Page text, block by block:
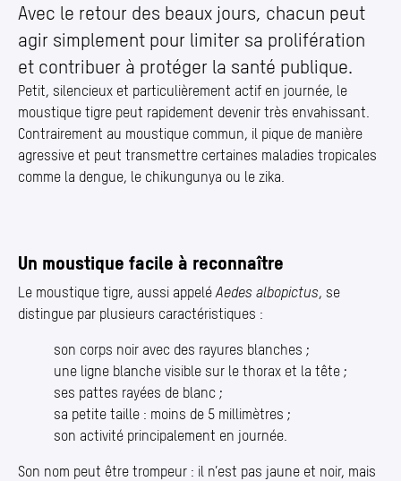
Avec le retour des beaux jours, chacun peut
agir simplement pour limiter sa prolifération
et contribuer à protéger la santé publique.
Petit, silencieux et particulièrement actif en journée, le
moustique tigre peut rapidement devenir très envahissant.
Contrairement au moustique commun, il pique de manière
agressive et peut transmettre certaines maladies tropicales
comme la dengue, le chikungunya ou le zika.
Un moustique facile à reconnaître
Le moustique tigre, aussi appelé Aedes albopictus, se
distingue par plusieurs caractéristiques :
son corps noir avec des rayures blanches ;
une ligne blanche visible sur le thorax et la tête ;
ses pattes rayées de blanc ;
sa petite taille : moins de 5 millimètres ;
son activité principalement en journée.
Son nom peut être trompeur : il n’est pas jaune et noir, mais